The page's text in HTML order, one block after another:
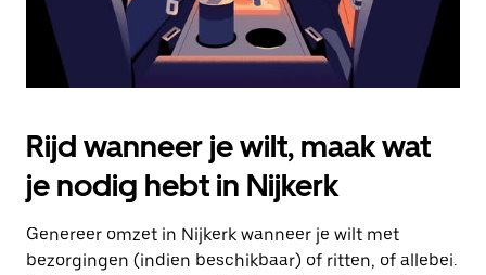
Rijd wanneer je wilt, maak wat
je nodig hebt in Nijkerk
Genereer omzet in Nijkerk wanneer je wilt met
bezorgingen (indien beschikbaar) of ritten, of allebei.